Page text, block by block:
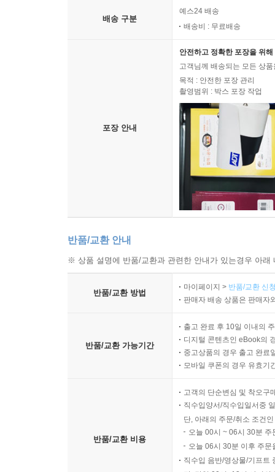
배송 구분
예스24 배송
배송비 : 무료배송
포장 안내
안전하고 정확한 포장을 위
고객님께 배송되는 모든 상
목적 : 안전한 포장 관리
촬영범위 : 박스 포장 작업
반품/교환 안내
※ 상품 설명에 반품/교환과 관련한 안내가 있는경우 아
반품/교환 방법
마이페이지 > 반품/교환 신
판매자 배송 상품은 판매자
반품/교환 가능기간
출고 완료 후 10일 이내의
디지털 콘텐츠인 eBook의
중고상품의 경우 출고 완료
모바일 쿠폰의 경우 유효기
반품/교환 비용
고객의 단순변심 및 착오구
직수입양서/직수입일서중
단, 아래의 주문/취소 조건
오늘 00시 ~ 06시 30분
오늘 06시 30분 이후 주
직수입 음반/영상물/기프트